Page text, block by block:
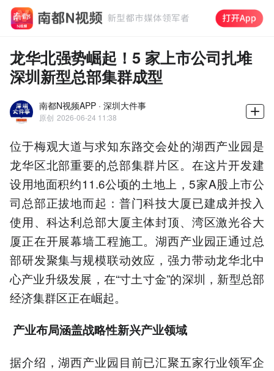
龙华北强势崛起！5 家上市公司扎堆
深圳新型总部集群成型
南都N视频APP · 深圳大件事
原创 2026-06-24 11:38
位于梅观大道与求知东路交会处的湖西产业园是
龙华区北部重要的总部集群片区。在这片开发建
设用地面积约11.6公顷的土地上，5家A股上市公
司总部正拔地而起：普门科技大厦已建成并投入
使用、科达利总部大厦主体封顶、湾区激光谷大
厦正在开展幕墙工程施工。湖西产业园正通过总
部研发聚集与规模联动效应，强力带动龙华北中
心产业升级发展，在“寸土寸金”的深圳，新型总部
经济集群区正在崛起。
产业布局涵盖战略性新兴产业领域
据介绍，湖西产业园目前已汇聚五家行业领军企